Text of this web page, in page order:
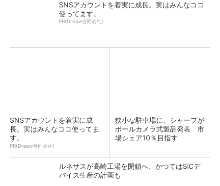
SNSアカウントを着実に成長。実はみんなココ
使ってます。
PR(Dreaw合同会社)
SNSアカウントを着実に成
長。実はみんなココ使ってま
す。
PR(Dreaw合同会社)
狭小な駐車場に、シャープが
ポールカメラ式製品発表 市
場シェア10％目指す
ルネサスが高崎工場を閉鎖へ、かつてはSiCデ
バイス生産の計画も